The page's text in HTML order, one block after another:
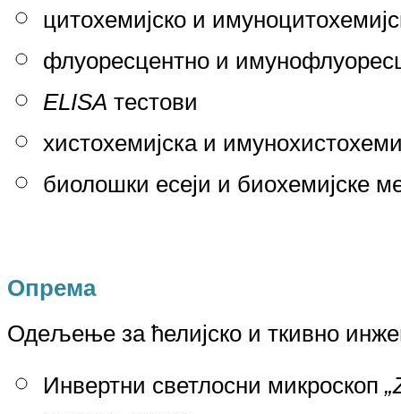
цитохемијско и
флуоресцентно и
ELISA тестови
хистохемијска и
биолошки есеји и биохемијске
Опрема
Одељење за ћелијско и ткивно
Инвертни светлосни микроскоп